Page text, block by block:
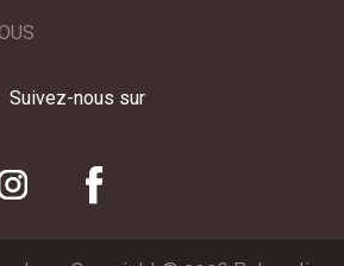
Suivez-nous sur